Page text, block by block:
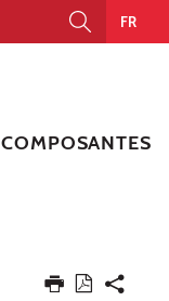
FR
COMPOSANTES